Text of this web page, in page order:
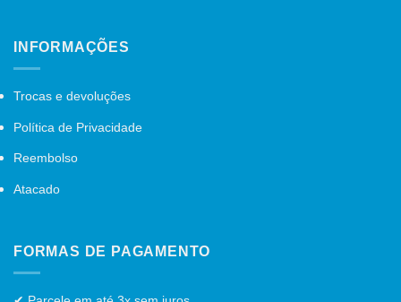
INFORMAÇÕES
Trocas e devoluções
Política de Privacidade
Reembolso
Atacado
FORMAS DE PAGAMENTO